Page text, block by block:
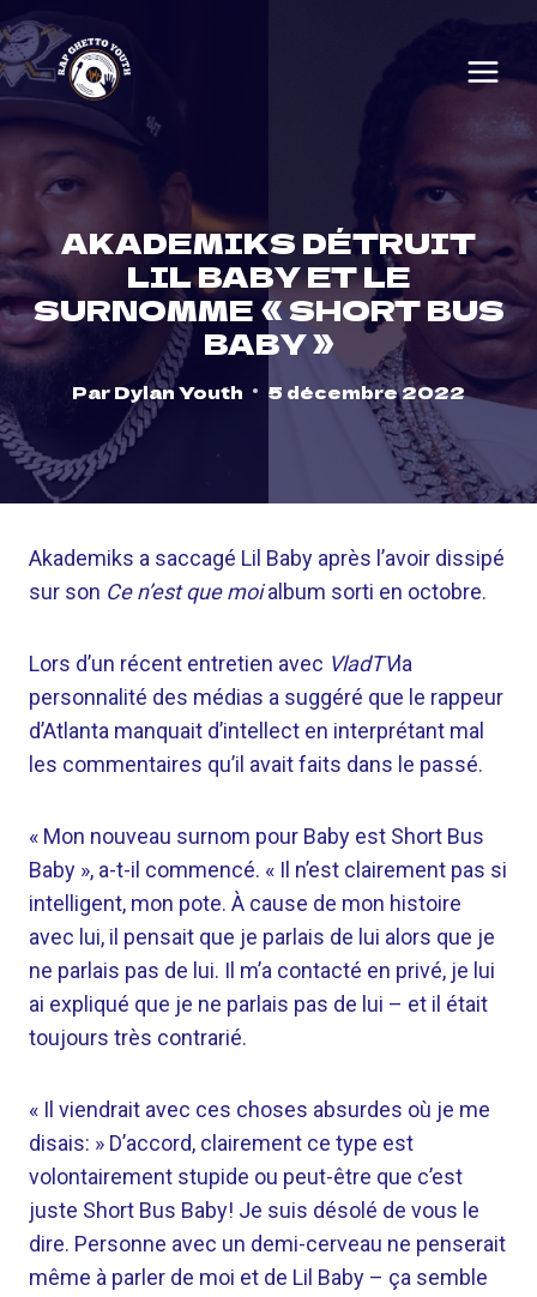
Skip
to
content
AKADEMIKS DÉTRUIT
LIL BABY ET LE
SURNOMME « SHORT BUS
BABY »
ParDylan Youth 5 décembre 2022
Akademiks a saccagé Lil Baby après l’avoir dissipé
sur son Ce n’est que moialbum sorti en octobre.
Lors d’un récent entretien avec VladTVla
personnalité des médias a suggéré que le rappeur
d’Atlanta manquait d’intellect en interprétant mal
les commentaires qu’il avait faits dans le passé.
« Mon nouveau surnom pour Baby est Short Bus
Baby », a-t-il commencé. « Il n’est clairement pas si
intelligent, mon pote. À cause de mon histoire
avec lui, il pensait que je parlais de lui alors que je
ne parlais pas de lui. Il m’a contacté en privé, je lui
ai expliqué que je ne parlais pas de lui – et il était
toujours très contrarié.
« Il viendrait avec ces choses absurdes où je me
disais: » D’accord, clairement ce type est
volontairement stupide ou peut-être que c’est
juste Short Bus Baby! Je suis désolé de vous le
dire. Personne avec un demi-cerveau ne penserait
même à parler de moi et de Lil Baby – ça semble